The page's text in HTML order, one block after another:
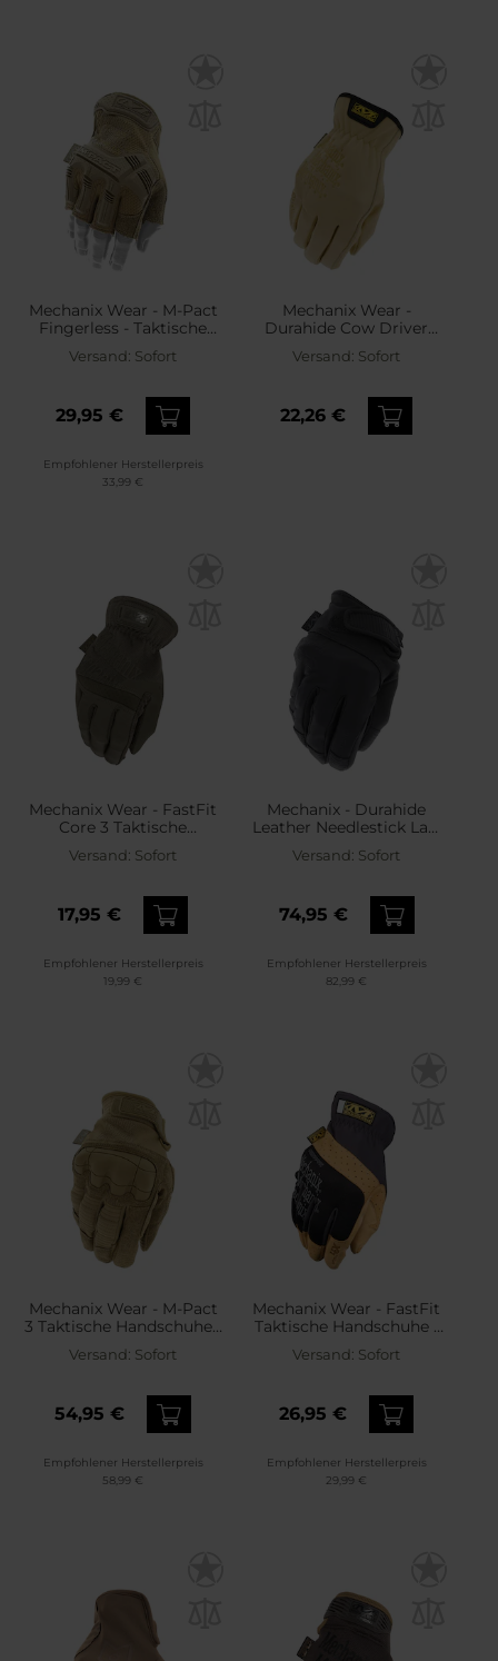
Mechanix Wear - M-Pact
Fingerless - Taktische
Handschuhe - Coyote
Versand: Sofort
29,95 €
Empfohlener Herstellerpreis
33,99 €
Mechanix Wear -
Durahide Cow Driver
Handschuhe - Brown
Versand: Sofort
22,26 €
Mechanix Wear - FastFit
Core 3 Taktische
Handschuhe - Olive Drab
Versand: Sofort
17,95 €
Empfohlener Herstellerpreis
19,99 €
Mechanix - Durahide
Leather Needlestick Law
Enforcement -
Stichschutzhandschuhe -
Versand: Sofort
74,95 €
Empfohlener Herstellerpreis
82,99 €
Mechanix Wear - M-Pact
3 Taktische Handschuhe -
Versand: Sofort
54,95 €
Empfohlener Herstellerpreis
58,99 €
Mechanix Wear - FastFit
Taktische Handschuhe -
Material 4X Blk/Tan
Versand: Sofort
26,95 €
Empfohlener Herstellerpreis
29,99 €